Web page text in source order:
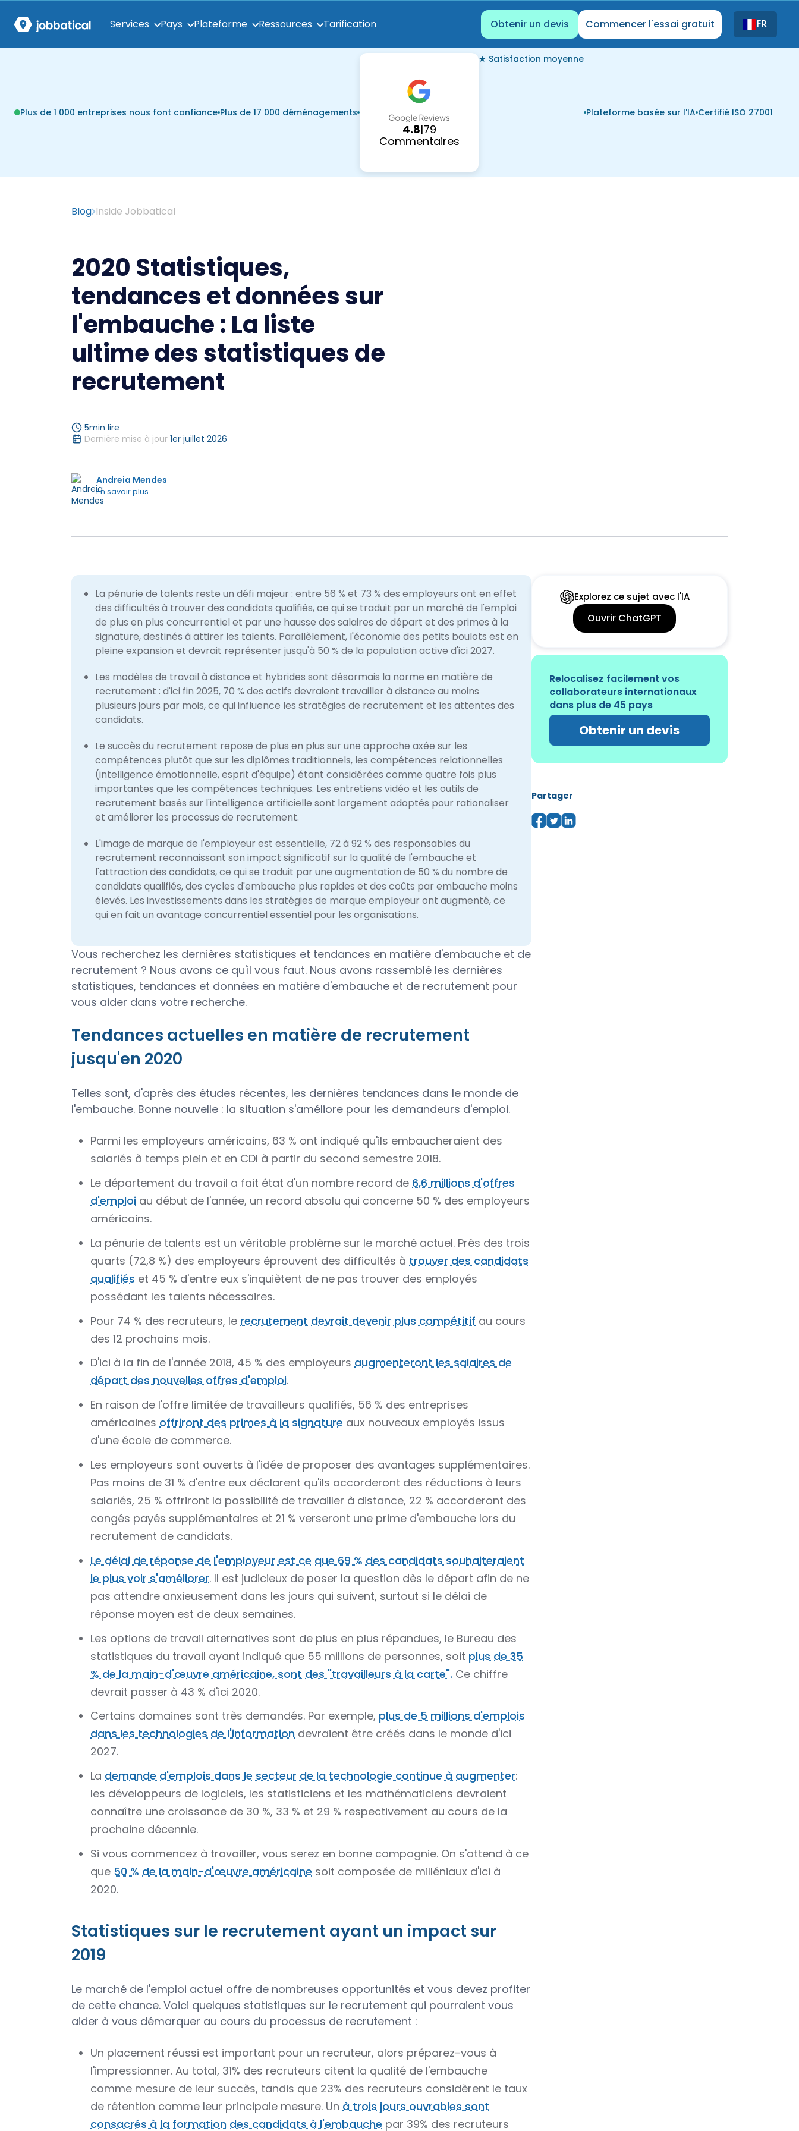
Services Pays Plateforme Ressources Tarification Obtenir un devis Commencer l'essai gratuit FR
Plus de 1 000 entreprises nous font confiance Plus de 17 000 déménagements
4.8|79
Commentaires
★ Satisfaction moyenne
Plateforme basée sur l'IA Certifié ISO 27001
Blog Inside Jobbatical
2020 Statistiques,
tendances et données sur
l'embauche : La liste
ultime des statistiques de
recrutement
5min lire
Dernière mise à jour 1er juillet 2026
Andreia Mendes
En savoir plus
La pénurie de talents reste un défi majeur : entre 56 % et 73 % des employeurs ont en effet
des difficultés à trouver des candidats qualifiés, ce qui se traduit par un marché de l'emploi
de plus en plus concurrentiel et par une hausse des salaires de départ et des primes à la
signature, destinés à attirer les talents. Parallèlement, l'économie des petits boulots est en
pleine expansion et devrait représenter jusqu'à 50 % de la population active d'ici 2027.​
Les modèles de travail à distance et hybrides sont désormais la norme en matière de
recrutement : d'ici fin 2025, 70 % des actifs devraient travailler à distance au moins
plusieurs jours par mois, ce qui influence les stratégies de recrutement et les attentes des
candidats.​
Le succès du recrutement repose de plus en plus sur une approche axée sur les
compétences plutôt que sur les diplômes traditionnels, les compétences relationnelles
(intelligence émotionnelle, esprit d'équipe) étant considérées comme quatre fois plus
importantes que les compétences techniques. Les entretiens vidéo et les outils de
recrutement basés sur l'intelligence artificielle sont largement adoptés pour rationaliser
et améliorer les processus de recrutement.​
L'image de marque de l'employeur est essentielle, 72 à 92 % des responsables du
recrutement reconnaissant son impact significatif sur la qualité de l'embauche et
l'attraction des candidats, ce qui se traduit par une augmentation de 50 % du nombre de
candidats qualifiés, des cycles d'embauche plus rapides et des coûts par embauche moins
élevés. Les investissements dans les stratégies de marque employeur ont augmenté, ce
qui en fait un avantage concurrentiel essentiel pour les organisations.
Vous recherchez les dernières statistiques et tendances en matière d'embauche et de
recrutement ? Nous avons ce qu'il vous faut. Nous avons rassemblé les dernières
statistiques, tendances et données en matière d'embauche et de recrutement pour
vous aider dans votre recherche.
Tendances actuelles en matière de recrutement
jusqu'en 2020
Telles sont, d'après des études récentes, les dernières tendances dans le monde de
l'embauche. Bonne nouvelle : la situation s'améliore pour les demandeurs d'emploi.
Parmi les employeurs américains, 63 % ont indiqué qu'ils embaucheraient des
salariés à temps plein et en CDI à partir du second semestre 2018.
Le département du travail a fait état d'un nombre record de 6,6 millions d'offres
d'emploi au début de l'année, un record absolu qui concerne 50 % des employeurs
américains.
La pénurie de talents est un véritable problème sur le marché actuel. Près des trois
quarts (72,8 %) des employeurs éprouvent des difficultés à trouver des candidats
qualifiés et 45 % d'entre eux s'inquiètent de ne pas trouver des employés
possédant les talents nécessaires.
Pour 74 % des recruteurs, le recrutement devrait devenir plus compétitif au cours
des 12 prochains mois.
D'ici à la fin de l'année 2018, 45 % des employeursaugmenteront les salaires de
départ des nouvelles offres d'emploi.
En raison de l'offre limitée de travailleurs qualifiés, 56 % des entreprises
américainesoffriront des primes à la signature aux nouveaux employés issus
d'une école de commerce.
Les employeurs sont ouverts à l'idée de proposer des avantages supplémentaires.
Pas moins de 31 % d'entre eux déclarent qu'ils accorderont des réductions à leurs
salariés, 25 % offriront la possibilité de travailler à distance, 22 % accorderont des
congés payés supplémentaires et 21 % verseront une prime d'embauche lors du
recrutement de candidats.
Le délai de réponse de l'employeur est ce que 69 % des candidats souhaiteraient
le plus voir s'améliorer. Il est judicieux de poser la question dès le départ afin de ne
pas attendre anxieusement dans les jours qui suivent, surtout si le délai de
réponse moyen est de deux semaines.
Les options de travail alternatives sont de plus en plus répandues, le Bureau des
statistiques du travail ayant indiqué que 55 millions de personnes, soit plus de 35
% de la main-d'œuvre américaine, sont des "travailleurs à la carte". Ce chiffre
devrait passer à 43 % d'ici 2020.
Certains domaines sont très demandés. Par exemple, plus de 5 millions d'emplois
dans les technologies de l'information devraient être créés dans le monde d'ici
2027.
Lademande d'emplois dans le secteur de la technologie continue à augmenter:
les développeurs de logiciels, les statisticiens et les mathématiciens devraient
connaître une croissance de 30 %, 33 % et 29 % respectivement au cours de la
prochaine décennie.
Si vous commencez à travailler, vous serez en bonne compagnie. On s'attend à ce
que 50 % de la main-d'œuvre américaine soit composée de milléniaux d'ici à
2020.
Statistiques sur le recrutement ayant un impact sur
2019
Le marché de l'emploi actuel offre de nombreuses opportunités et vous devez profiter
de cette chance. Voici quelques statistiques sur le recrutement qui pourraient vous
aider à vous démarquer au cours du processus de recrutement :
Un placement réussi est important pour un recruteur, alors préparez-vous à
l'impressionner. Au total, 31% des recruteurs citent la qualité de l'embauche
comme mesure de leur succès, tandis que 23% des recruteurs considèrent le taux
de rétention comme leur principale mesure. Unà trois jours ouvrables sont
consacrés à la formation des candidats à l'embauche par 39% des recruteurs
Explorez ce sujet avec l'IA
Ouvrir ChatGPT
Relocalisez facilement vos
collaborateurs internationaux
dans plus de 45 pays
Obtenir un devis
Partager